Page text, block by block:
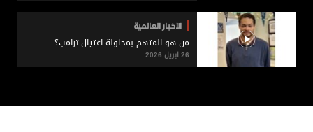
الأخبار العالمية
من هو المتهم بمحاولة اغتيال ترامب؟
26 ابريل 2026